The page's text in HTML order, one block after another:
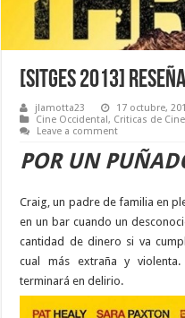
[Sitges 2013]
jlamotta23
17 octubre,
Cine Occidental, Criticas de Cine
Leave a comment
POR UN
Craig, un padre de familia en
en un bar cuando un
cantidad de dinero si va
cual más extraña y
terminará en delirio.